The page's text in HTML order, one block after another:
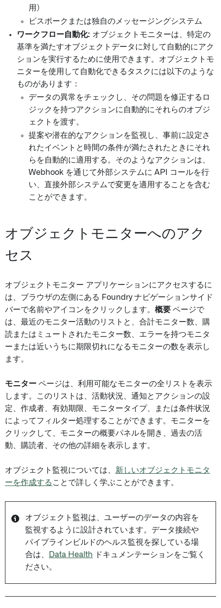
用)
ビスポークまたは独自のメッセージングシステム
ワークフロー自動化: オブジェクトモニターは、特定の
基準を満たすオブジェクトデータに対して自動的にアク
ションを実行するために使用できます。オブジェクトモ
ニターを使用して自動化できるタスクには以下のような
ものがあります：
データの異常をチェックし、その問題を修正するロ
ジックを持つアクションに自動的にそれらのオブジ
ェクトを渡す。
提案や潜在的なアクションを監視し、事前に設定さ
れたイベントと時間の条件が満たされたときにそれ
らを自動的に適用する。そのようなアクションは、
Webhook を通じて外部システムに API コールを行
い、直接外部システムで変更を適用することを含む
ことができます。
オブジェクトモニターへのアク
セス
オブジェクトモニター アプリケーションにアクセスするに
は、ブラウザの左側にある Foundry ナビゲーションサイド
バーで名前やアイコンをクリックします。 概要 ページで
は、最近のモニター活動のリストと、合計モニター数、購
読またはミュートされたモニター数、エラーを持つモニタ
ーまたは近いうちに期限切れになるモニターの数を表示し
ます。
モニター ページは、利用可能なモニターの全リストを表示
します。このリストは、活動状況、通知とアクションの設
定、作成者、有効期限、モニタータイプ、または条件状況
によってフィルター処理することができます。モニターを
クリックして、モニターの概要パネルを開き、過去の活
動、購読者、その他の詳細を表示します。
オブジェクト監視については、 新しいオブジェクトモニタ
ーを作成する ことで詳しく学ぶことができます。
オブジェクト監視は、ユーザーのデータの内容を
監視するように設計されています。データ接続や
パイプラインビルドのヘルス監視を探している場
合は、
Data Health ドキュメンテーションをご覧く
ださい。